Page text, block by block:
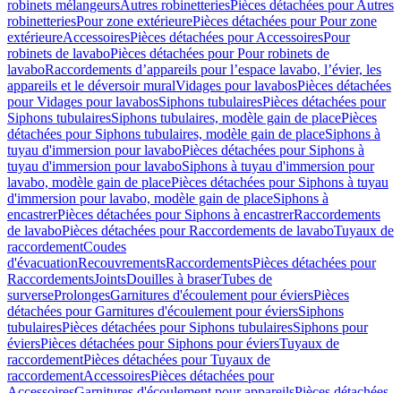
robinets mélangeursAutres robinetteriesPièces détachées pour Autres
robinetteriesPour zone extérieurePièces détachées pour Pour zone
extérieureAccessoiresPièces détachées pour AccessoiresPour
robinets de lavaboPièces détachées pour Pour robinets de
lavaboRaccordements d’appareils pour l’espace lavabo, l’évier, les
appareils et le déversoir muralVidages pour lavabosPièces détachées
pour Vidages pour lavabosSiphons tubulairesPièces détachées pour
Siphons tubulairesSiphons tubulaires, modèle gain de placePièces
détachées pour Siphons tubulaires, modèle gain de placeSiphons à
tuyau d'immersion pour lavaboPièces détachées pour Siphons à
tuyau d'immersion pour lavaboSiphons à tuyau d'immersion pour
lavabo, modèle gain de placePièces détachées pour Siphons à tuyau
d'immersion pour lavabo, modèle gain de placeSiphons à
encastrerPièces détachées pour Siphons à encastrerRaccordements
de lavaboPièces détachées pour Raccordements de lavaboTuyaux de
raccordementCoudes
d'évacuationRecouvrementsRaccordementsPièces détachées pour
RaccordementsJointsDouilles à braserTubes de
surverseProlongesGarnitures d'écoulement pour éviersPièces
détachées pour Garnitures d'écoulement pour éviersSiphons
tubulairesPièces détachées pour Siphons tubulairesSiphons pour
éviersPièces détachées pour Siphons pour éviersTuyaux de
raccordementPièces détachées pour Tuyaux de
raccordementAccessoiresPièces détachées pour